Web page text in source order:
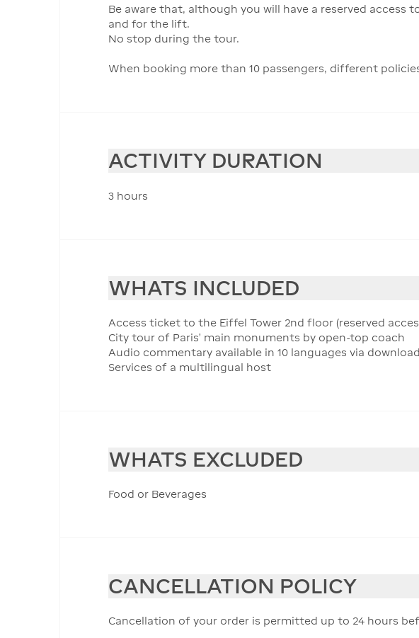
Be aware that, although you will have a reserved
and for the lift.
No stop during the tour.
When booking more than 10 passengers, different
ACTIVITY DURATION
3 hours
WHATS INCLUDED
Access ticket to the Eiffel Tower 2nd floor (reserved
City tour of Paris' main monuments by open-top coach
Audio commentary available in 10 languages via
Services of a multilingual host
WHATS EXCLUDED
Food or Beverages
CANCELLATION POLICY
Cancellation of your order is permitted up to 24 hours